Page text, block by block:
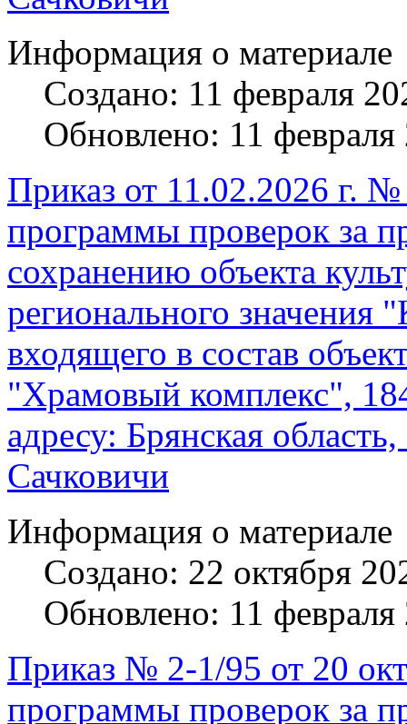
Информация о материале
Создано: 11 февраля
Обновлено: 11 февраля
Приказ от 11.02.2026 г.
программы проверок за
сохранению объекта
регионального значения
входящего в состав
"Храмовый комплекс",
адресу: Брянская
Сачковичи
Информация о материале
Создано: 22 октября
Обновлено: 11 февраля
Приказ № 2-1/95 от 20
программы проверок за